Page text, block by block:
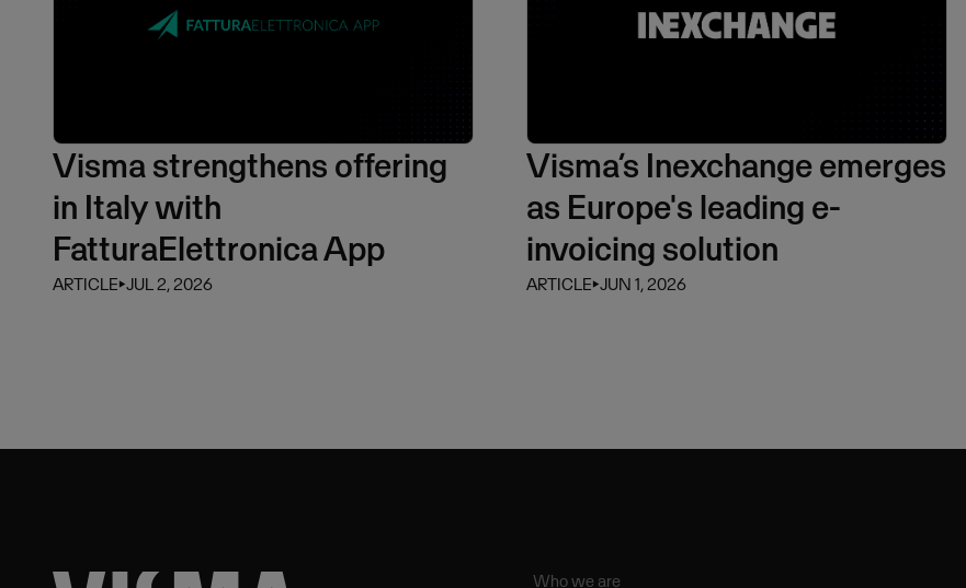
Visma strengthens offering
in Italy with
FatturaElettronica App
ARTICLE⏵JUL 2, 2026
Visma’s Inexchange emerges
as Europe's leading e-
invoicing solution
ARTICLE⏵JUN 1, 2026
Who we are